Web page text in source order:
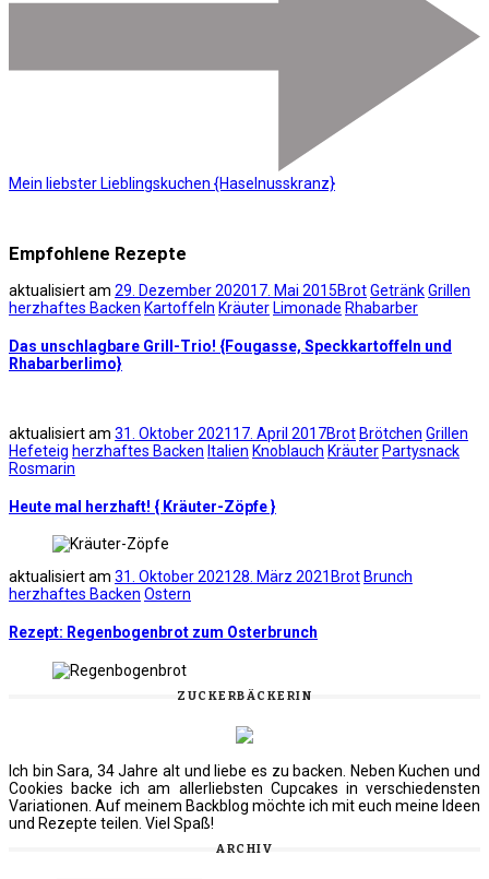
Mein liebster Lieblingskuchen {Haselnusskranz}
Empfohlene Rezepte
aktualisiert am 29. Dezember 202017. Mai 2015BrotGetränkGrillen
herzhaftes Backen Kartoffeln Kräuter Limonade Rhabarber
Das unschlagbare Grill-Trio! {Fougasse, Speckkartoffeln und
Rhabarberlimo}
aktualisiert am 31. Oktober 2021 17. April 2017Brot Brötchen Grillen
Hefeteig herzhaftes Backen Italien Knoblauch Kräuter Partysnack
Rosmarin
Heute mal herzhaft! { Kräuter-Zöpfe }
aktualisiert am 31. Oktober 202128. März 2021 Brot Brunch
herzhaftes Backen Ostern
Rezept: Regenbogenbrot zum Osterbrunch
ZUCKERBÄCKERIN
Ich bin Sara, 34 Jahre alt und liebe es zu backen. Neben Kuchen und
Cookies backe ich am allerliebsten Cupcakes in verschiedensten
Variationen. Auf meinem Backblog möchte ich mit euch meine Ideen
und Rezepte teilen. Viel Spaß!
ARCHIV